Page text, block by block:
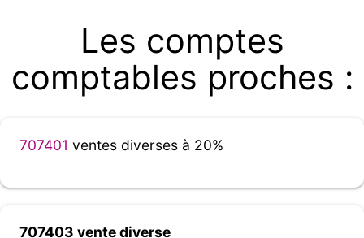
Les comptes
comptables proches :
707401 ventes diverses à 20%
707403 vente diverse